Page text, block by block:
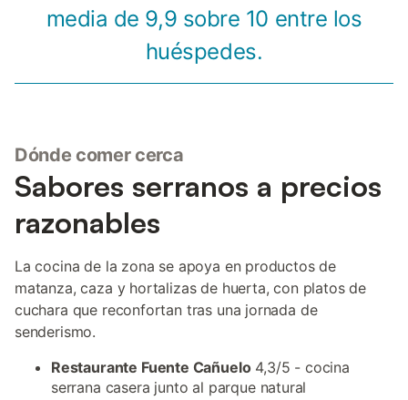
media de 9,9 sobre 10 entre los
huéspedes.
Dónde comer cerca
Sabores serranos a precios
razonables
La cocina de la zona se apoya en productos de
matanza, caza y hortalizas de huerta, con platos de
cuchara que reconfortan tras una jornada de
senderismo.
Restaurante Fuente Cañuelo4,3/5 - cocina
serrana casera junto al parque natural